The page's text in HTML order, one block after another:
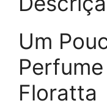
Um
Floratta